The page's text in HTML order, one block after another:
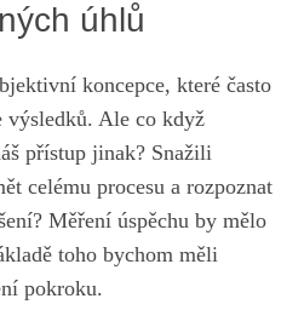
úhlů
‍koncepce, které‌ často‍
⁣výsledků. Ale co‌ když
přístup jinak? Snažili
celému ⁢procesu⁤ a rozpoznat
Měření úspěchu​ by⁢ mělo⁣
toho bychom měli
pokroku.